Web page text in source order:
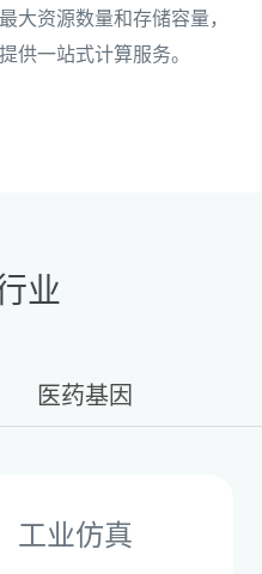
大资源数量和存储容量，
供一站式计算服务。
业
医药基因
工业仿真